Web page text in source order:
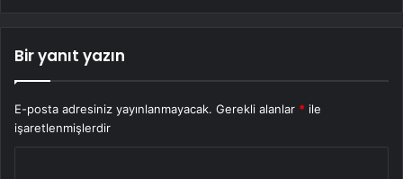
Bir yanıt yazın
E-posta adresiniz yayınlanmayacak. Gerekli alanlar * ile
işaretlenmişlerdir